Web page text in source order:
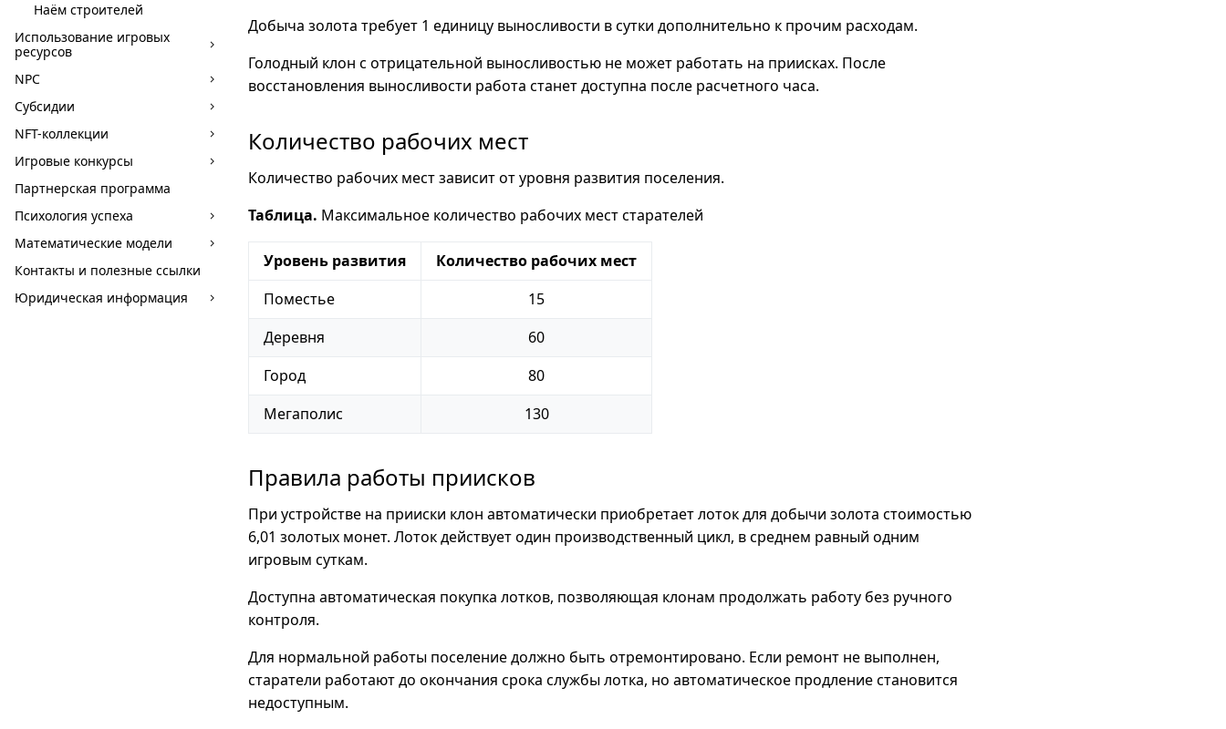
Наём строителей
Использование игровых
ресурсов
NPC
Субсидии
NFT-коллекции
Игровые конкурсы
Партнерская программа
Психология успеха
Математические модели
Контакты и полезные ссылки
Юридическая информация
Добыча золота требует 1 единицу выносливости в сутки дополнительно к прочим расходам.
Голодный клон с отрицательной выносливостью не может работать на приисках. После
восстановления выносливости работа станет доступна после расчетного часа.
Количество рабочих мест
Количество рабочих мест зависит от уровня развития поселения.
Таблица. Максимальное количество рабочих мест старателей
Уровень развития
Количество рабочих мест
Поместье
15
Деревня
60
Город
80
Мегаполис
130
Правила работы приисков
При устройстве на прииски клон автоматически приобретает лоток для добычи золота стоимостью
6,01 золотых монет. Лоток действует один производственный цикл, в среднем равный одним
игровым суткам.
Доступна автоматическая покупка лотков, позволяющая клонам продолжать работу без ручного
контроля.
Для нормальной работы поселение должно быть отремонтировано. Если ремонт не выполнен,
старатели работают до окончания срока службы лотка, но автоматическое продление становится
недоступным.